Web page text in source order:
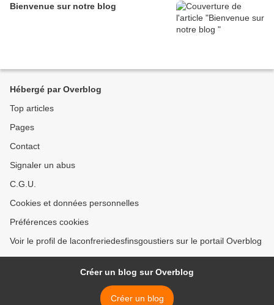
Bienvenue sur notre blog
Hébergé par Overblog
Top articles
Pages
Contact
Signaler un abus
C.G.U.
Cookies et données personnelles
Préférences cookies
Voir le profil de laconfreriedesfinsgoustiers sur le portail Overblog
Créer un blog sur Overblog
Créer un blog